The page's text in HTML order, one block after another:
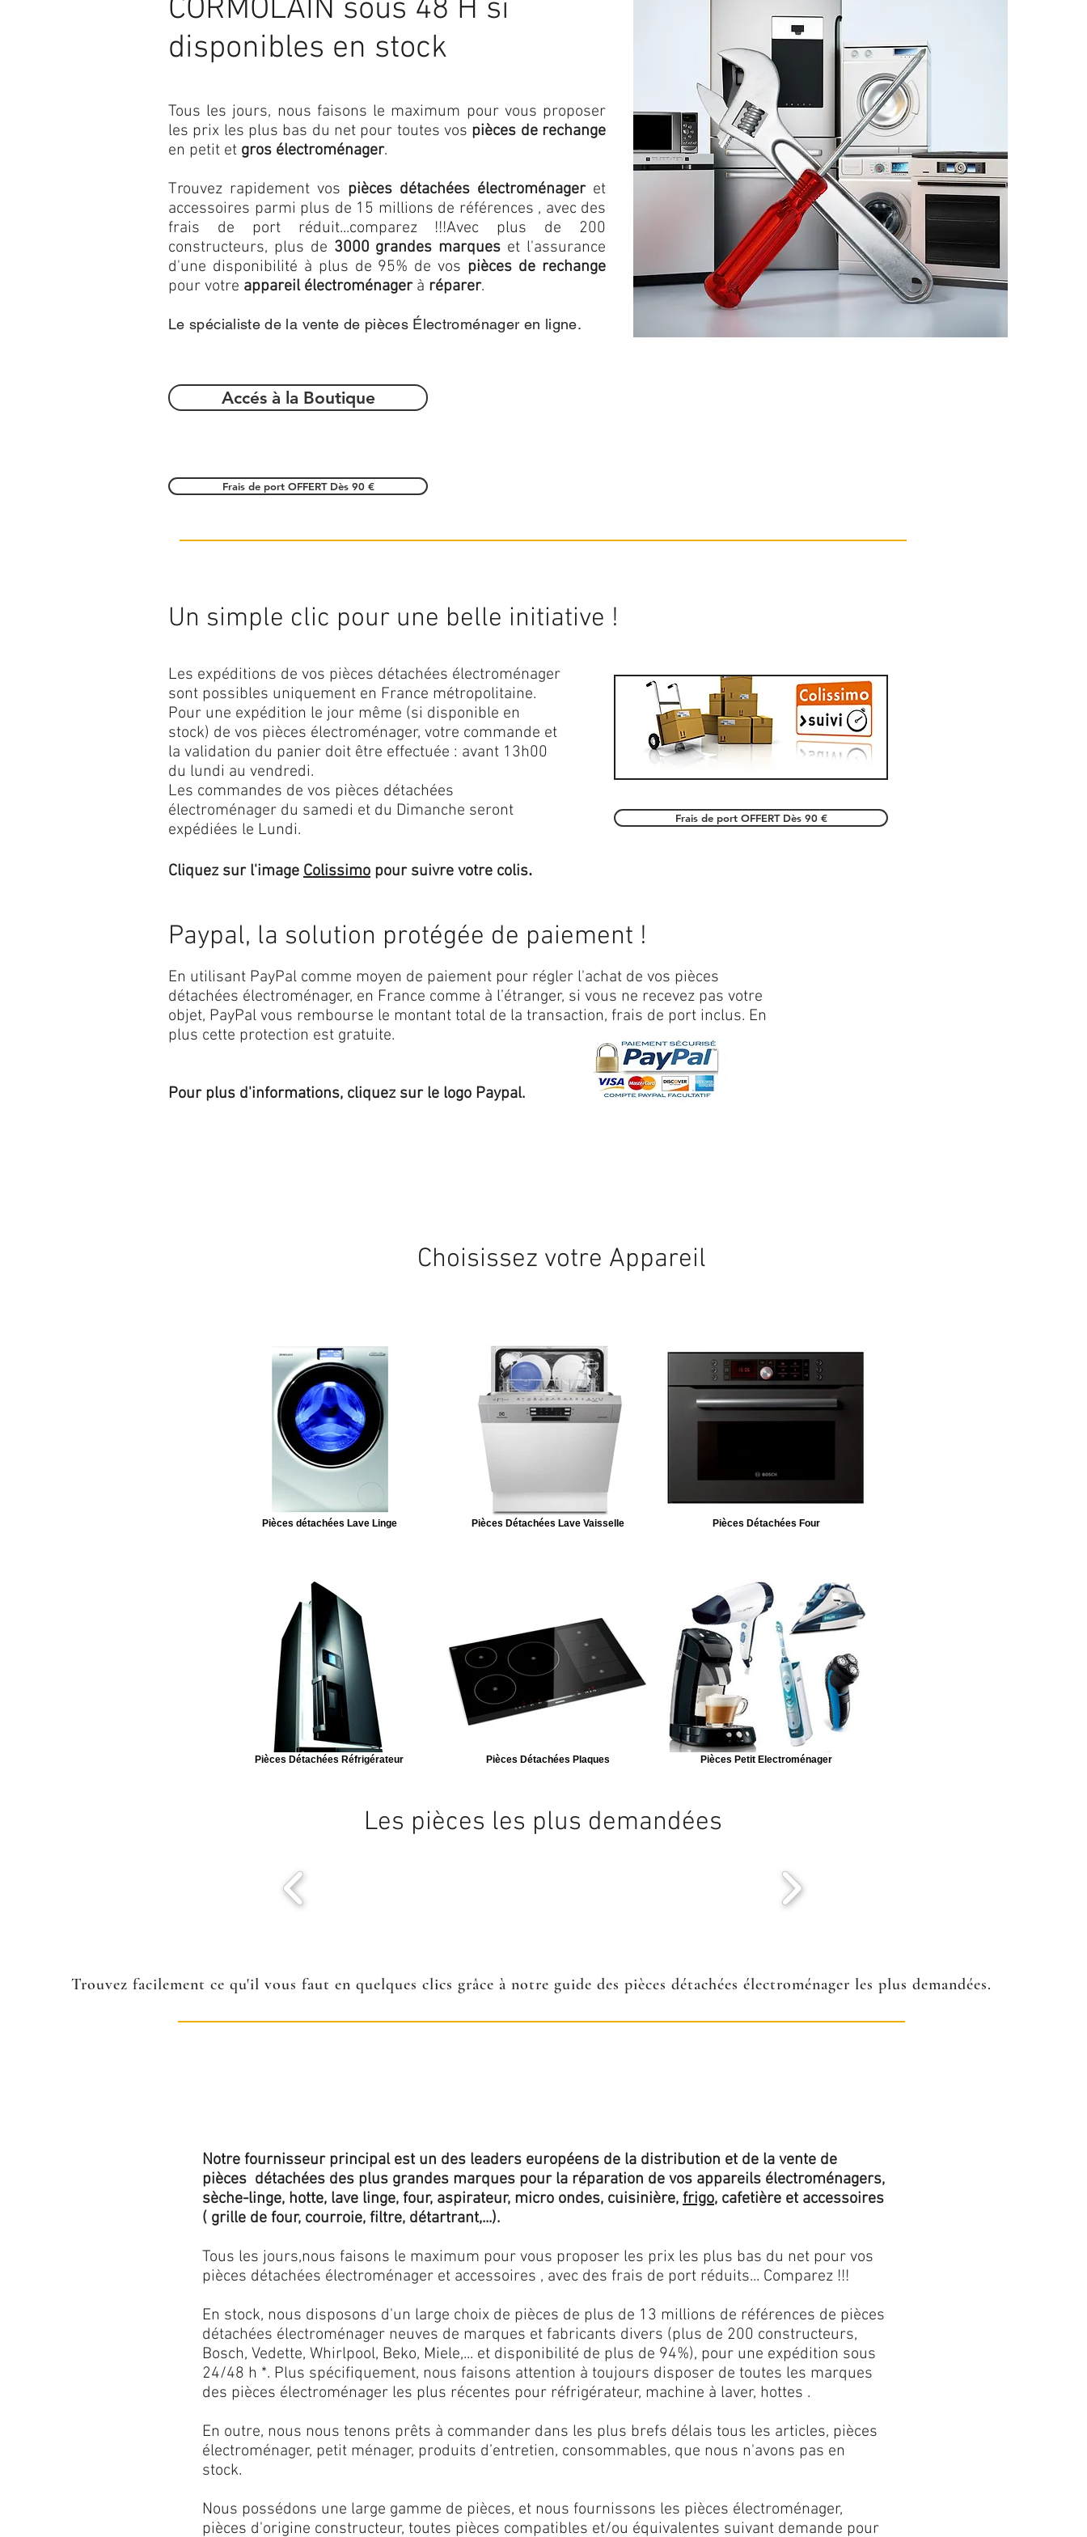
CORMOLAIN sous 48 H si
disponibles en stock
Accés à la Boutique
Tous les jours, nous faisons le maximum pour vous proposer
les prix les plus bas du net pour toutes vos pièces de rechange
en petit et gros électroménager.
Trouvez rapidement vos pièces détachées électroménageret
accessoires parmi plus de 15 millions de références , avec des
frais de port réduit...comparez !!!Avec plus de 200
constructeurs, plus de 3000 grandes marques et l'assurance
d'une disponibilité à plus de 95% de vos pièces de rechange
pour votre appareil électroménagerà réparer.
Le spécialiste de la vente de pièces Électroménager en ligne.
Frais de port OFFERT Dès 90 €
Un simple clic pour une belle initiative !
Les expéditions de vos pièces détachées électroménager
sont possibles uniquement en France métropolitaine.
Pour une expédition le jour même (si disponible en
stock) de vos pièces électroménager, votre commande et
la validation du panier doit être effectuée : avant 13h00
du lundi au vendredi.
Les commandes de vos pièces détachées
électroménager du samedi et du Dimanche seront
expédiées le Lundi.
Cliquez sur l'image Colissimo pour suivre votre colis.
Frais de port OFFERT Dès 90 €
Paypal, la solution protégée de paiement !
En utilisant PayPal comme moyen de paiement pour régler l'achat de vos pièces
détachées électroménager, en France comme à l’étranger, si vous ne recevez pas votre
objet, PayPal vous rembourse le montant total de la transaction, frais de port inclus. En
plus cette protection est gratuite.
Pour plus d'informations, cliquez sur le logo Paypal.
Choisissez votre Appareil
Pièces détachées Lave Linge Pièces Détachées Lave Vaisselle Pièces Détachées Four
Pièces Détachées Réfrigérateur Pièces Détachées Plaques Pièces Petit Electroménager
Les pièces les plus demandées
Trouvez facilement ce qu'il vous faut en quelques clics grâce à notre guide des pièces détachées électroménager les plus demandées.
Notre fournisseur principal est un des leaders européens de la distribution et de la vente de
pièces détachées des plus grandes marques pour la réparation de vos appareils électroménagers,
sèche-linge, hotte, lave linge, four, aspirateur, micro ondes, cuisinière, frigo, cafetière et accessoires
( grille de four, courroie, filtre, détartrant,...).
Tous les jours,nous faisons le maximum pour vous proposer les prix les plus bas du net pour vos
pièces détachées électroménager et accessoires , avec des frais de port réduits... Comparez !!!
En stock, nous disposons d'un large choix de pièces de plus de 13 millions de références de pièces
détachées électroménager neuves de marques et fabricants divers (plus de 200 constructeurs,
Bosch, Vedette, Whirlpool, Beko, Miele,... et disponibilité de plus de 94%), pour une expédition sous
24/48 h *. Plus spécifiquement, nous faisons attention à toujours disposer de toutes les marques
des pièces électroménager les plus récentes pour réfrigérateur, machine à laver, hottes .
En outre, nous nous tenons prêts à commander dans les plus brefs délais tous les articles, pièces
électroménager, petit ménager, produits d’entretien, consommables, que nous n'avons pas en
stock.
Nous possédons une large gamme de pièces, et nous fournissons les pièces électroménager,
pièces d'origine constructeur, toutes pièces compatibles et/ou équivalentes suivant demande pour